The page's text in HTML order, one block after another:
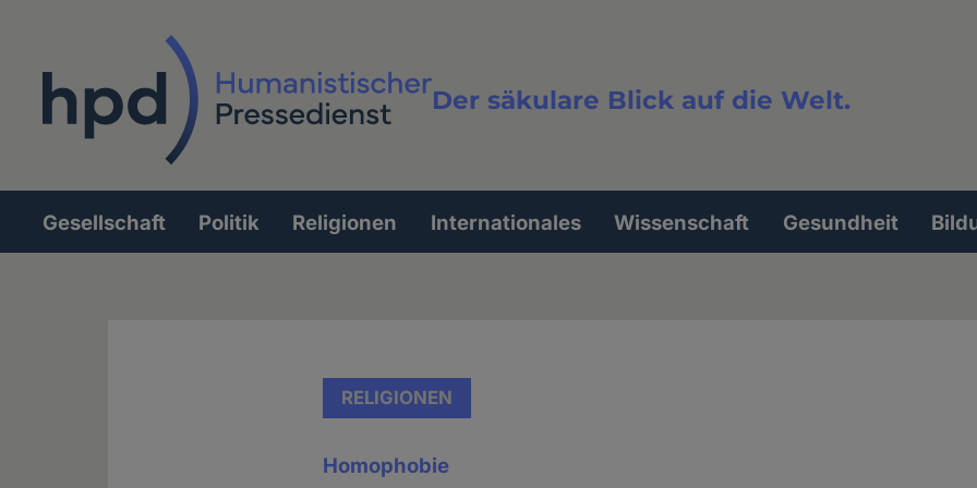
Der säkulare Blick auf die Welt.
Volltextsuche
Hauptnavigation
Gesellschaft Politik Religionen Internationales Wissenschaft Gesundheit
RELIGIONEN
Homophobie